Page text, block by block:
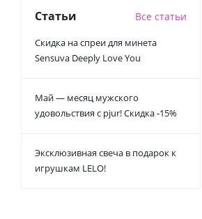
Статьи Все статьи
Скидка на спреи для минета
Sensuva Deeply Love You
Май — месяц мужского
удовольствия с pjur! Скидка -15%
Эксклюзивная свеча в подарок к
игрушкам LELO!